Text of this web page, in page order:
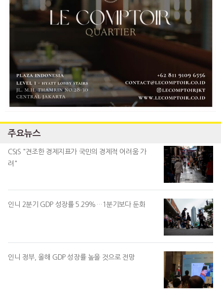
주요뉴스
CSIS "견조한 경제지표가 국민의 경제적 어려움 가
려"
인니 2분기 GDP 성장률 5.29%…1분기보다 둔화
인니 정부, 올해 GDP 성장률 높을 것으로 전망